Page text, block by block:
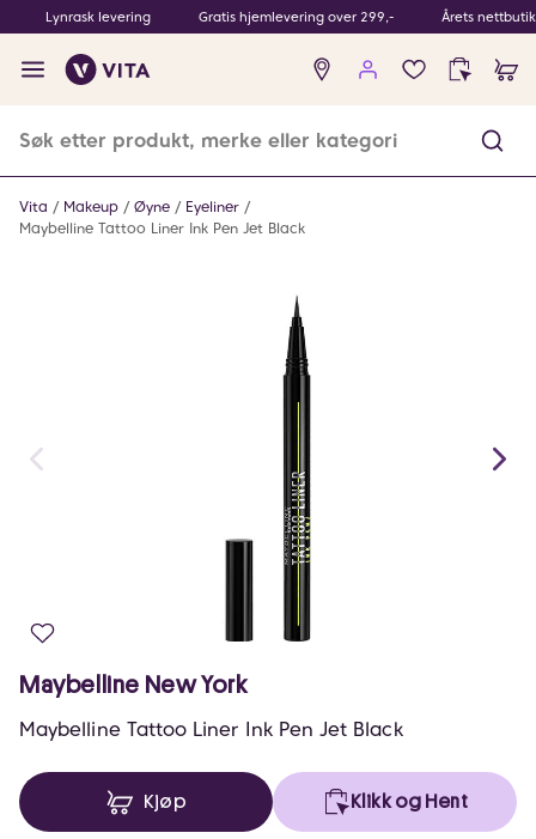
Lynrask levering Gratis hjemlevering over 299,- Årets
Ingen
produkter
Vita Makeup Øyne
Eyeliner
Maybelline Tattoo Liner Ink Pen Jet Black
Maybelline New York
Maybelline Tattoo Liner Ink Pen Jet Black
Kjøp Klikk og Hent